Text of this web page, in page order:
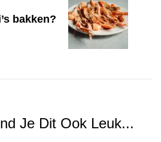
bakken?
Je Dit Ook Leuk...